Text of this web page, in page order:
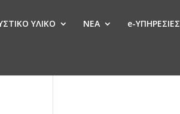
ΥΛΙΚΟ ΝΕΑ e-ΥΠΗΡΕΣΙΕΣ